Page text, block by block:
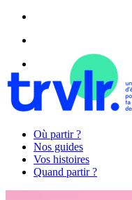
Où partir ?
Nos guides
Vos histoires
Quand partir ?